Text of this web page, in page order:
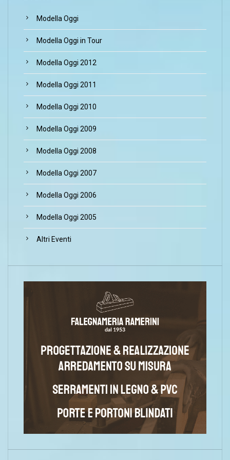
Modella Oggi
Modella Oggi in Tour
Modella Oggi 2012
Modella Oggi 2011
Modella Oggi 2010
Modella Oggi 2009
Modella Oggi 2008
Modella Oggi 2007
Modella Oggi 2006
Modella Oggi 2005
Altri Eventi